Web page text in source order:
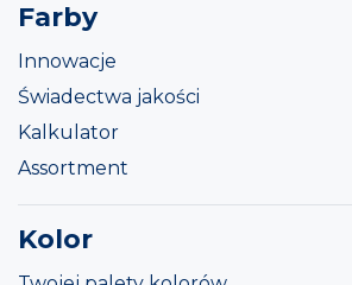
Farby
Innowacje
Świadectwa jakości
Kalkulator
Assortment
Kolor